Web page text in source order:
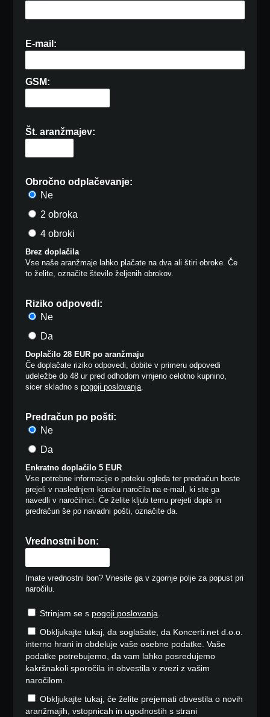
E-mail:
GSM:
Št. aranžmajev:
Obročno odplačevanje:
Ne
2 obroka
4 obroki
Brez doplačila
Vse naše aranžmaje lahko plačate na dva ali štiri obroke. Če
to želite, označite število željenih obrokov.
Riziko odpovedi:
Ne
Da
Doplačilo 28 EUR po aranžmaju
Če doplačate riziko odpovedi, dobite v primeru odpovedi
udeležbe do 48 ur pred odhodom vrnjeno celotno kupnino,
sicer skladno spogoji poslovanja.
Predračun po pošti:
Ne
Da
Enkratno doplačilo 5 EUR
Vse potrebne informacije o poteku ogleda ter predračun boste
prejeli v naslednjem koraku naročila na e-mail, ki ste ga
navedli v naročilnici. Če želite kljub temu prejeti dopis in
predračun še po navadni pošti, označite da.
Vrednostni bon:
Imate vrednostni bon? Vnesite ga v zgornje polje za popust pri
naročilu.
Strinjam se s pogoji poslovanja.
Obkljukajte tukaj, da soglašate, da Koncerti.net d.o.o.
interno hrani in obdeluje vaše osebne podatke. Vaše
podatke potrebujemo, da vam lahko posredujemo
kakršnakoli sporočila in obvestila v zvezi z vašim
naročilom.
Obkljukajte tukaj, če želite prejemati obvestila o novih
aranžmajih, vstopnicah in ugodnostih s strani